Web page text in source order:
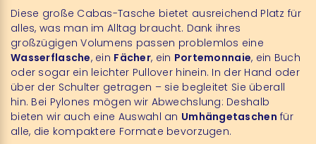
Diese große Cabas-Tasche bietet ausreichend Platz für
alles, was man im Alltag braucht. Dank ihres
großzügigen Volumens passen problemlos eine
Wasserflasche, ein Fächer, ein Portemonnaie, ein Buch
oder sogar ein leichter Pullover hinein. In der Hand oder
über der Schulter getragen – sie begleitet Sie überall
hin. Bei Pylones mögen wir Abwechslung: Deshalb
bieten wir auch eine Auswahl an Umhängetaschen für
alle, die kompaktere Formate bevorzugen.